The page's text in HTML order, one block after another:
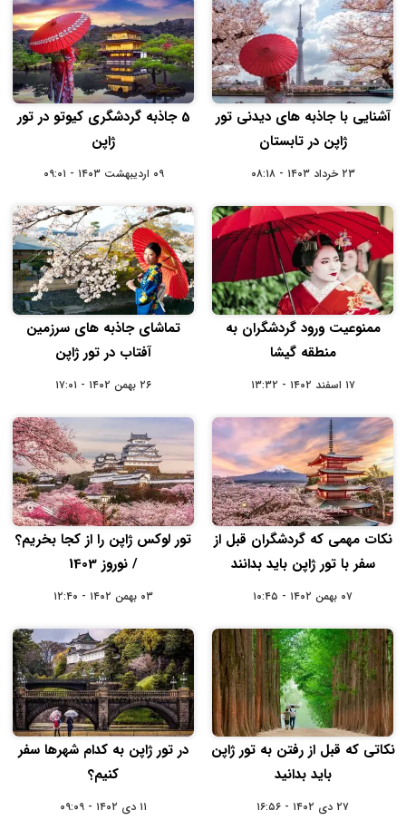
آشنایی با جاذبه‌ های دیدنی تور
ژاپن در تابستان
۲۳ خرداد ۱۴۰۳ - ۰۸:۱۸
5 جاذبه گردشگری کیوتو در تور
ژاپن
۰۹ اردیبهشت ۱۴۰۳ - ۰۹:۰۱
ممنوعیت ورود گردشگران به
منطقه گیشا
۱۷ اسفند ۱۴۰۲ - ۱۳:۳۲
تماشای جاذبه های سرزمین
آفتاب در تور ژاپن
۲۶ بهمن ۱۴۰۲ - ۱۷:۰۱
نکات مهمی که گردشگران قبل از
سفر با تور ژاپن باید بدانند
۰۷ بهمن ۱۴۰۲ - ۱۰:۴۵
تور لوکس ژاپن را از کجا بخریم؟
/ نوروز 1403
۰۳ بهمن ۱۴۰۲ - ۱۲:۴۰
نکاتی که قبل از رفتن به تور ژاپن
باید بدانید
۲۷ دی ۱۴۰۲ - ۱۶:۵۶
در تور ژاپن به کدام شهرها سفر
کنیم؟
۱۱ دی ۱۴۰۲ - ۰۹:۰۹